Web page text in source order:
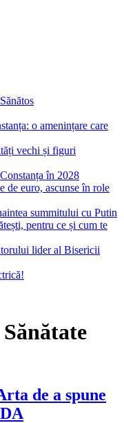
o amenințare care
vechi și figuri
în 2028
de euro, ascunse în role
summitului cu Putin
pentru ce și cum te
lider al Bisericii
Sănătate
de a spune